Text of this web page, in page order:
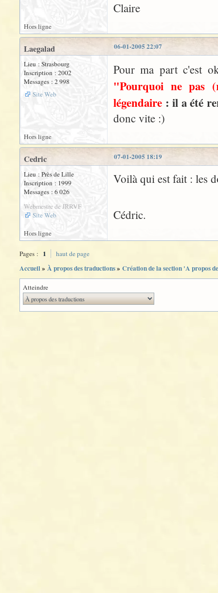
Claire
Hors ligne
06-01-2005 22:07
Laegalad
Lieu : Strasbourg
Inscription : 2002
Messages : 2 998
Site Web
Pour ma part c'est
"Pourquoi ne pas
légendaire : il a été
donc vite :)
Hors ligne
07-01-2005 18:19
Cedric
Lieu : Près de Lille
Inscription : 1999
Messages : 6 026
Webmestre de JRRVF
Site Web
Voilà qui est fait : les
Cédric.
Hors ligne
Pages : 1 haut de page
Accueil» À propos des traductions» Création de la section 'A propos
Atteindre